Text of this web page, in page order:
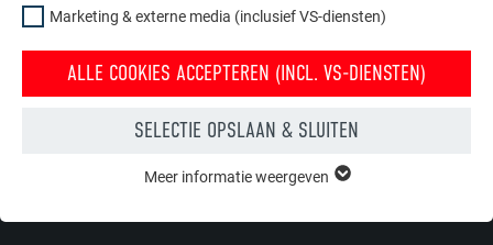
het bijzonder op gelet worden dat de handschoenen voor het
beschadigingen.
Marketing & externe media (inclusief VS-diensten)
ALLE COOKIES ACCEPTEREN (INCL. VS-DIENSTEN)
SELECTIE OPSLAAN & SLUITEN
Meer informatie weergeven